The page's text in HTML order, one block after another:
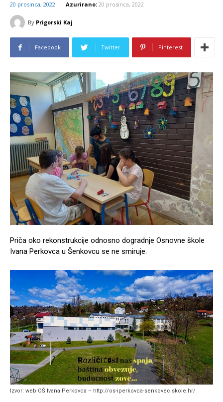
20 prosinca, 2022 Azurirano: 20 prosinca, 2022
By Prigorski Kaj
Facebook Twitter Pinterest
Priča oko rekonstrukcije odnosno dogradnje Osnovne škole
Ivana Perkovca u Šenkovcu se ne smiruje.
Izvor: web OŠ Ivana Perkovca – http://os-iperkovca-senkovec.skole.hr/